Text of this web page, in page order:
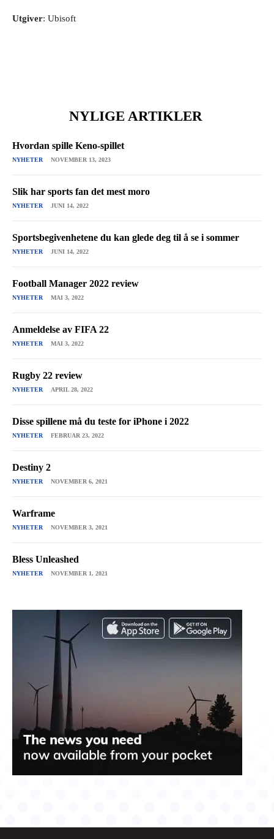
Utgiver: Ubisoft
NYLIGE ARTIKLER
Hvordan spille Keno-spillet
NYHETER NOVEMBER 13, 2023
Slik har sports fan det mest moro
NYHETER JUNI 14, 2022
Sportsbegivenhetene du kan glede deg til å se i sommer
NYHETER JUNI 14, 2022
Football Manager 2022 review
NYHETER MAI 3, 2022
Anmeldelse av FIFA 22
NYHETER MAI 3, 2022
Rugby 22 review
NYHETER APRIL 28, 2022
Disse spillene må du teste for iPhone i 2022
NYHETER FEBRUAR 23, 2022
Destiny 2
NYHETER NOVEMBER 6, 2021
Warframe
NYHETER NOVEMBER 3, 2021
Bless Unleashed
NYHETER NOVEMBER 1, 2021